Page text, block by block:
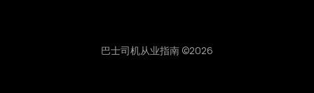
巴士司机从业指南 ©2026